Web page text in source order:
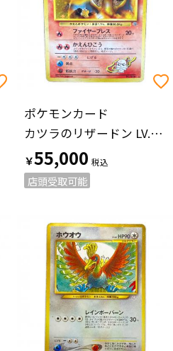
ポケモンカード
カツラのリザードン LV.50 ポケモンカード 旧裏面
￥55,000
店頭受取可能